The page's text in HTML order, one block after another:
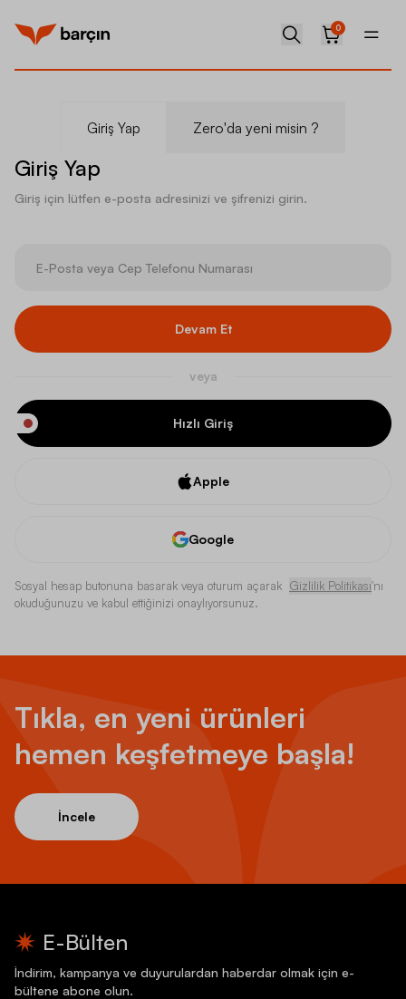
0
Giriş Yap Zero'da yeni misin ?
Giriş Yap
Giriş için lütfen e-posta adresinizi ve şifrenizi girin.
Devam Et
veya
Hızlı Giriş
Apple
Google
Sosyal hesap butonuna basarak veya oturum açarak Gizlilik Politikası'nı
okuduğunuzu ve kabul ettiğinizi onaylıyorsunuz.
Tıkla, en yeni ürünleri
hemen keşfetmeye başla!
İncele
E-Bülten
İndirim, kampanya ve duyurulardan haberdar olmak için e-
bültene abone olun.